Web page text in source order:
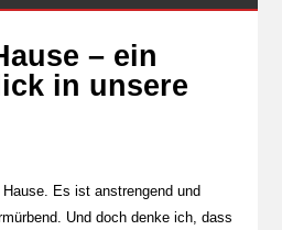
– ein
in unsere
Es ist anstrengend und
Und doch denke ich, dass